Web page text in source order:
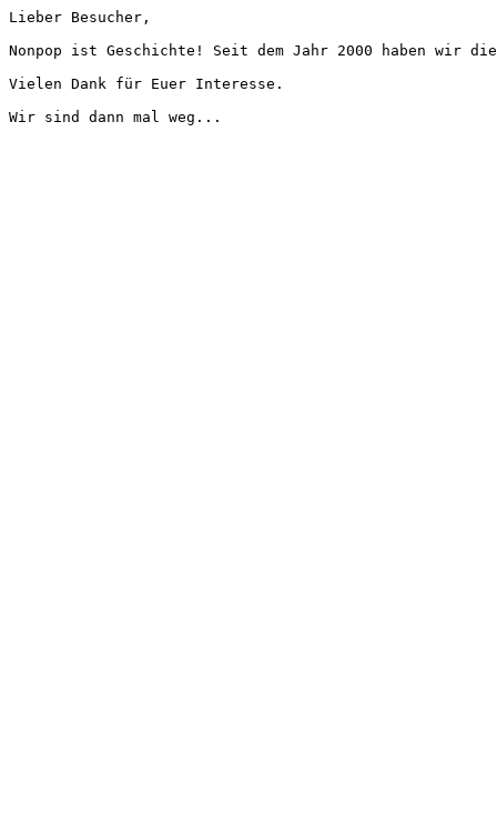
Lieber Besucher,
Nonpop ist Geschichte! Seit dem Jahr 2000 haben wir
Vielen Dank für Euer Interesse.
Wir sind dann mal weg...